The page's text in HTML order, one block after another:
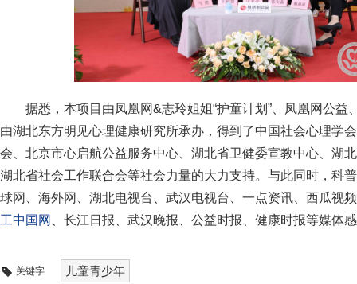
据悉，本项目由凤凰网&志玲姐姐“护童计划”、凤凰网公
由湖北东方明见心理健康研究所承办，得到了中国社会心理学
会、北京市心启航公益服务中心、湖北省卫健委宣教中心、湖
湖北省社会工作联合会等社会力量的大力支持。与此同时，科
球网、海外网、湖北电视台、武汉电视台、一点资讯、西瓜视
工中国网
、长江日报、武汉晚报、公益时报、健康时报等媒体
关键字 儿童青少年